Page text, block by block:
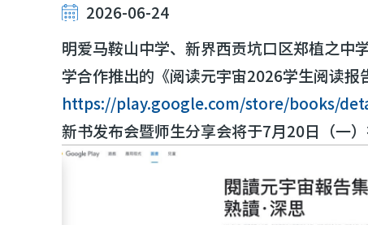
2026-06-24
明爱马鞍山中学、新界西贡坑口区郑植之中
学合作推出的《阅读元宇宙2026学生阅读
https://play.google.com/store/books/
新书发布会暨师生分享会将于7月20日（一